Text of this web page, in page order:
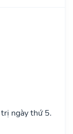
ngày thứ 5.